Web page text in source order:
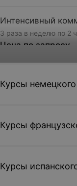
Интенсивный
3 раза в неделю по 2
Цена по запросу
месяцев)
Курсы
Курсы
Курсы